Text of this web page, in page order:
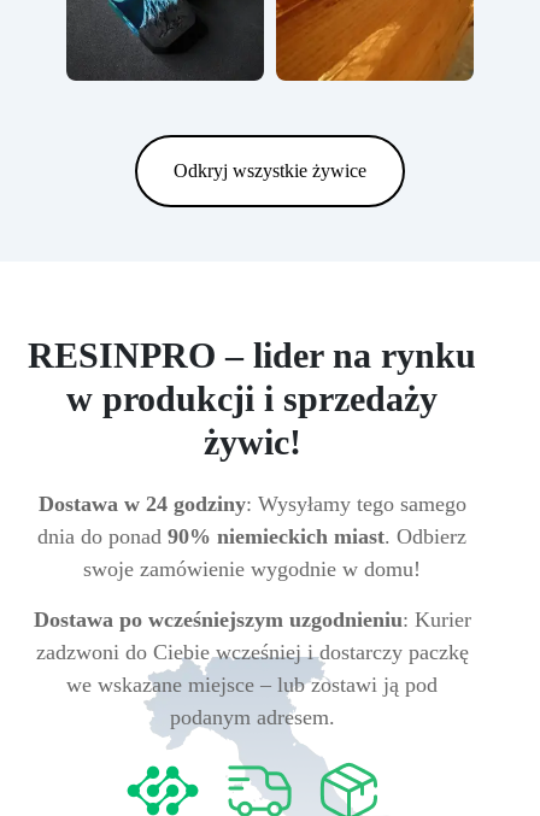
Odkryj wszystkie żywice
RESINPRO – lider na rynku
w produkcji i sprzedaży
żywic!
Dostawa w 24 godziny: Wysyłamy tego samego
dnia do ponad 90% niemieckich miast. Odbierz
swoje zamówienie wygodnie w domu!
Dostawa po wcześniejszym uzgodnieniu: Kurier
zadzwoni do Ciebie wcześniej i dostarczy paczkę
we wskazane miejsce – lub zostawi ją pod
podanym adresem.